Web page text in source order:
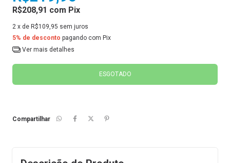
R$208,91 com Pix
2 x de R$109,95 sem juros
5% de desconto pagando com Pix
Ver mais detalhes
Compartilhar